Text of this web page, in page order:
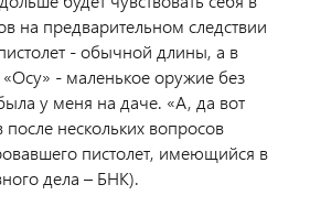
на предварительном следствии
- обычной длины, а в
«Осу» - маленькое оружие без
у меня на даче. «А, да вот
после нескольких вопросов
пистолет, имеющийся в
дела – БНК).